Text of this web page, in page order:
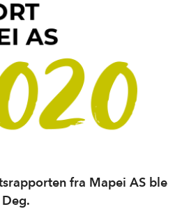
fra Mapei AS ble
Deg.